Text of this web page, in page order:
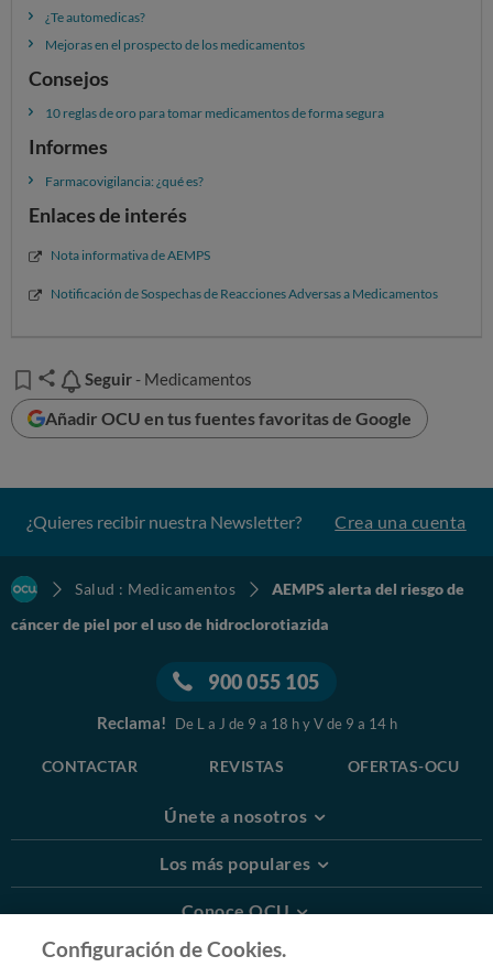
¿Te automedicas?
Mejoras en el prospecto de los medicamentos
Consejos
10 reglas de oro para tomar medicamentos de forma segura
Informes
Farmacovigilancia: ¿qué es?
Enlaces de interés
Nota informativa de AEMPS
Notificación de Sospechas de Reacciones Adversas a Medicamentos
Seguir
Seguir - Medicamentos
Añadir OCU en tus fuentes favoritas de Google
¿Quieres recibir nuestra Newsletter? Crea una cuenta
Salud : Medicamentos
AEMPS alerta del riesgo de
cáncer de piel por el uso de hidroclorotiazida
900 055 105
Reclama! De L a J de 9 a 18 h y V de 9 a 14 h
CONTACTAR REVISTAS OFERTAS-OCU
Únete a nosotros
Los más populares
Conoce OCU
Más Información
Configuración de Cookies.